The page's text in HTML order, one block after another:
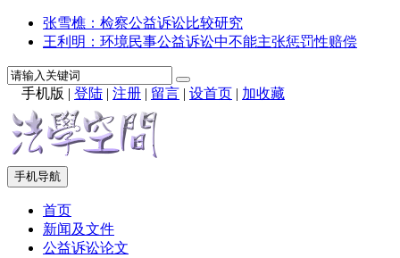
张雪樵：检察公益诉讼比较研究
王利明：环境民事公益诉讼中不能主张惩罚性赔偿
手机版 | 登陆 | 注册 | 留言 | 设首页 | 加收藏
手机导航
首页
新闻及文件
公益诉讼论文